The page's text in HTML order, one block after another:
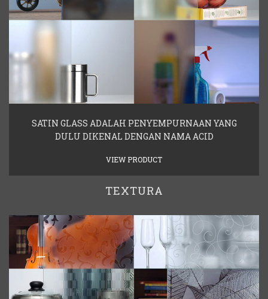
SATIN GLASS ADALAH PENYEMPURNAAN YANG
DULU DIKENAL DENGAN NAMA ACID
VIEW PRODUCT
TEXTURA